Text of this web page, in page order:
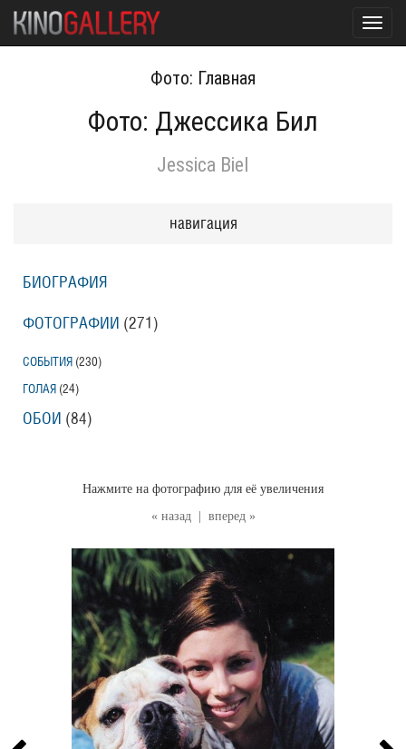
Фото: Главная
Фото: Джессика Бил
Jessica Biel
« назад вперед »
Нажмите на фотографию для её увеличения
навигация
БИОГРАФИЯ
ФОТОГРАФИИ (271 )
СОБЫТИЯ (230)
ГОЛАЯ (24)
ОБОИ (84)